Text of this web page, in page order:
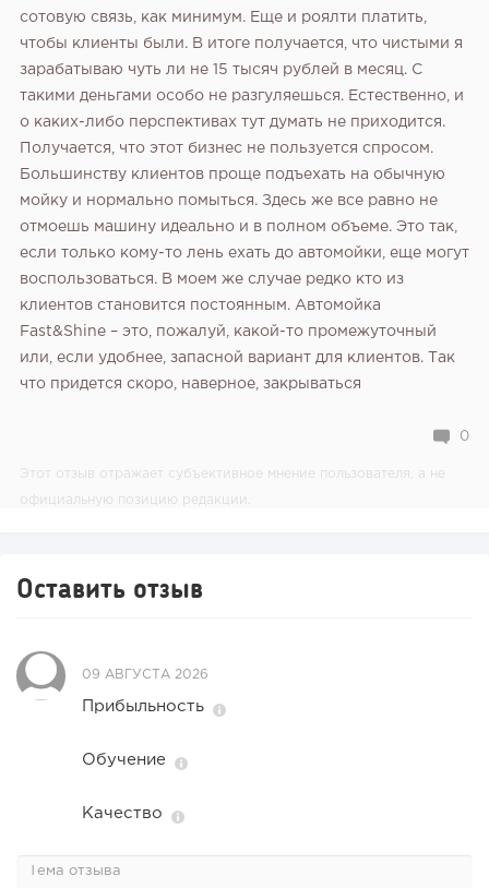
сотовую связь, как минимум. Еще и роялти платить,
чтобы клиенты были. В итоге получается, что чистыми я
зарабатываю чуть ли не 15 тысяч рублей в месяц. С
такими деньгами особо не разгуляешься. Естественно, и
о каких-либо перспективах тут думать не приходится.
Получается, что этот бизнес не пользуется спросом.
Большинству клиентов проще подъехать на обычную
мойку и нормально помыться. Здесь же все равно не
отмоешь машину идеально и в полном объеме. Это так,
если только кому-то лень ехать до автомойки, еще могут
воспользоваться. В моем же случае редко кто из
клиентов становится постоянным. Автомойка
Fast&Shine – это, пожалуй, какой-то промежуточный
или, если удобнее, запасной вариант для клиентов. Так
что придется скоро, наверное, закрываться
0
Этот отзыв отражает субъективное мнение пользователя, а не
официальную позицию редакции.
Оставить отзыв
09 АВГУСТА 2026
Прибыльность
Обучение
Качество